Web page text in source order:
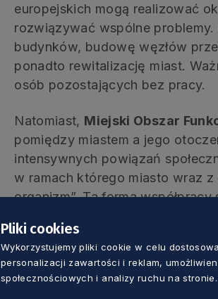
europejskich mogą realizować
rozwiązywać wspólne
budynków, budowę węzłów
ponadto rewitalizację miast.
osób pozostających bez pracy.
Natomiast, Miejski Obszar
pomiędzy miastem a jego
intensywnych powiązań
w ramach którego miasto wraz
organizm”. Ta forma
Co zyska MOF Bytowa?
Pliki cookies
Wykorzystujemy pliki cookie w celu
personalizacji zawartości i reklam,
społecznościowych i analizy ruchu na stronie.